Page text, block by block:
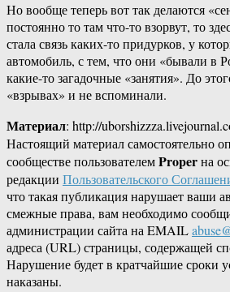
Но вообще теперь вот так делаются
постоянно то там что-то взорвут, то
стала связь каких-то придурков, у
автомобиль, с тем, что они «бывали в
какие-то загадочные «занятия». До
«взрывах» и не вспоминали.
Материал: http://
Настоящий материал самостоятельно
сообществе пользователемProperна
редакции Пользовательского
что такая публикация нарушает ваши
смежные права, вам необходимо
администрации сайта на EMAIL
адреса (URL) страницы, содержащей
Нарушение будет в кратчайшие сроки
наказаны.